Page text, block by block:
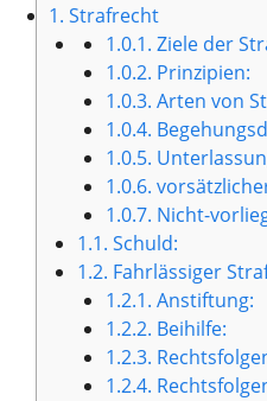
1. Strafrecht
1.0.1. Ziele der
1.0.2. Prinzipien:
1.0.3. Arten von
1.0.4.
1.0.5.
1.0.6.
1.0.7. Nicht-
1.1. Schuld:
1.2. Fahrlässiger
1.2.1. Anstiftung:
1.2.2. Beihilfe:
1.2.3.
1.2.4.